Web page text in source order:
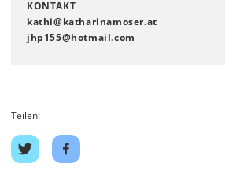
KONTAKT
kathi@katharinamoser.at
jhp155@hotmail.com
Teilen:
Auf
Twitter
Auf
Facebook